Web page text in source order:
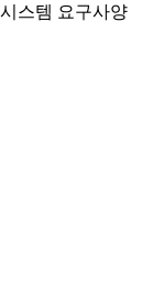
시스템 요구사양